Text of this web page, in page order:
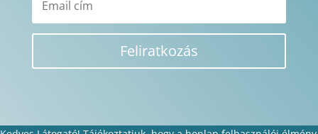
Feliratkozás